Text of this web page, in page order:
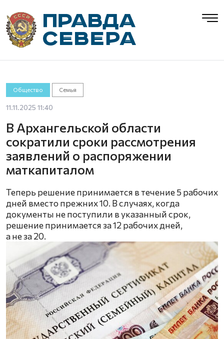
Общество Семья
11.11.2025 11:40
В Архангельской области
сократили сроки рассмотрения
заявлений о распоряжении
маткапиталом
Теперь решение принимается в течение 5 рабочих
дней вместо прежних 10. В случаях, когда
документы не поступили в указанный срок,
решение принимается за 12 рабочих дней,
а не за 20.